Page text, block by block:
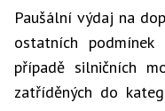
Paušální výdaj na
ostatních
případě silničních
zatříděných do